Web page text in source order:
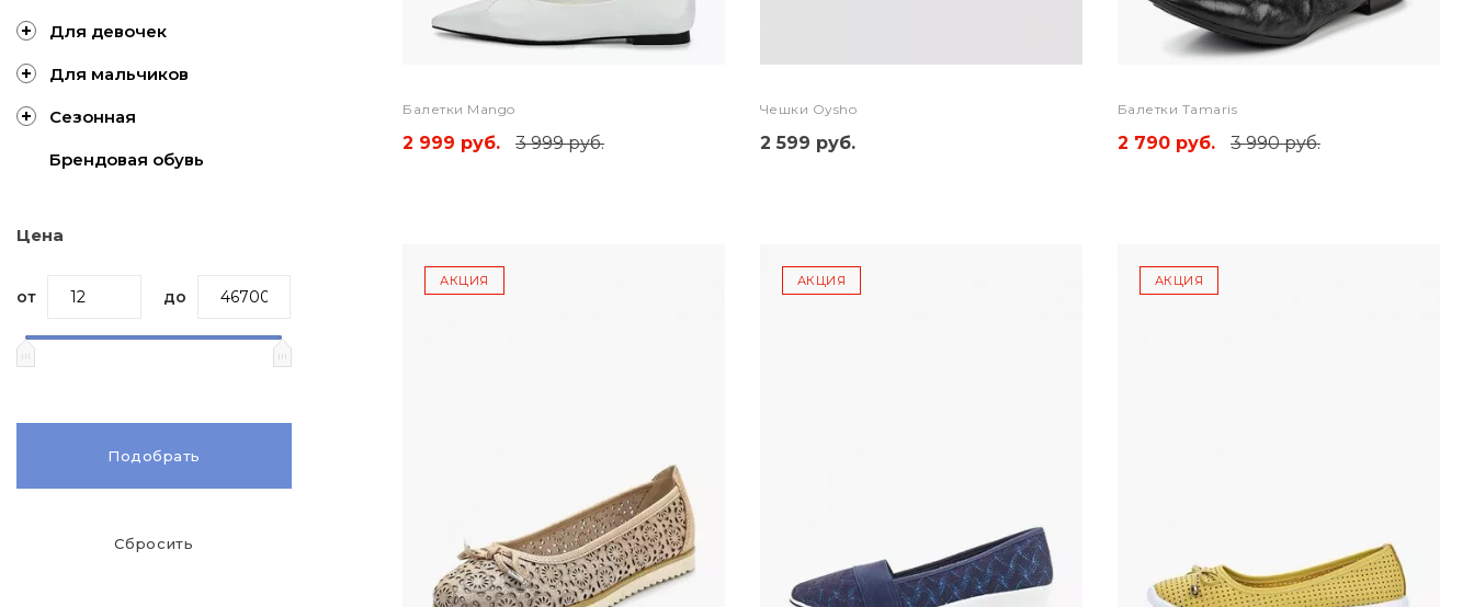
Для девочек
Для мальчиков
Сезонная
Брендовая обувь
Цена
от до
Подобрать
Сбросить
Балетки Mango
2 999 руб. 3 999 руб.
Чешки Oysho
2 599 руб.
Балетки Tamaris
2 790 руб. 3 990 руб.
АКЦИЯ АКЦИЯ АКЦИЯ